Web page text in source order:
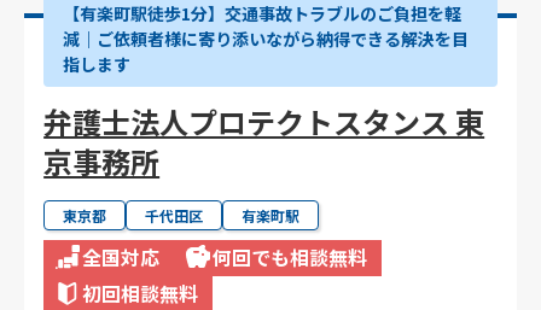
【有楽町駅徒歩1分】交通事故トラブルのご負担を軽
減｜ご依頼者様に寄り添いながら納得できる解決を目
指します
弁護士法人プロテクトスタンス 東
京事務所
東京都 千代田区 有楽町駅
全国対応
何回でも相談無料
初回相談無料